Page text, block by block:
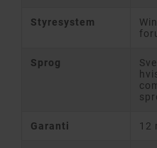
Styresystem
Sprog
Garanti 12